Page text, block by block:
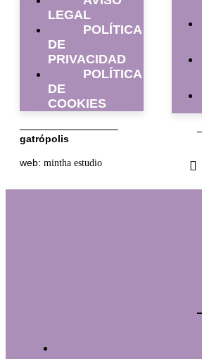
LEGAL
POLÍTICA
DE
PRIVACIDAD
POLÍTICA
DE
COOKIES
gatrópolis
web: mintha estudio